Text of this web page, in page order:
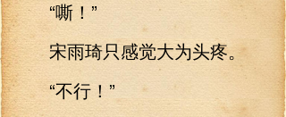
“嘶！”
宋雨琦只感觉大为头疼。
“不行！”